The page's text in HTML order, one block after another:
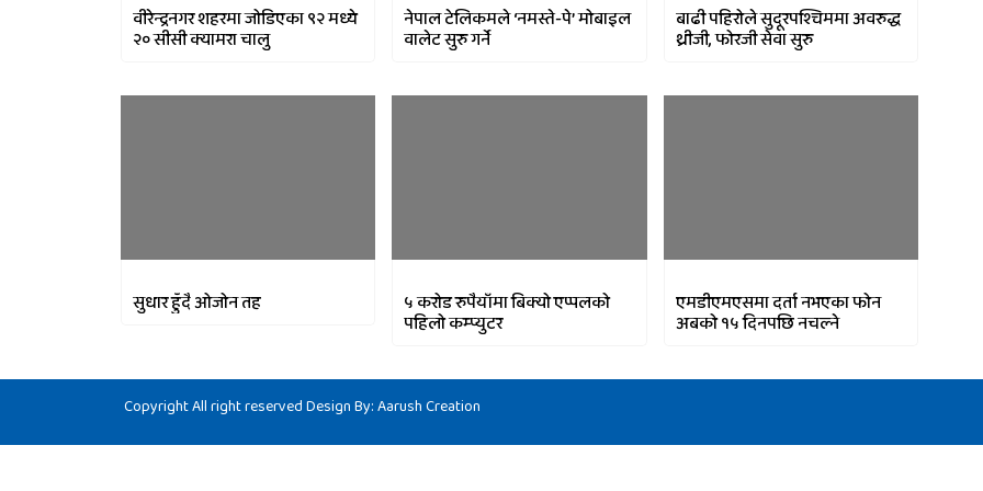
वीरेन्द्रनगर शहरमा जोडिएका ९२ मध्ये
२० सीसी क्यामरा चालु
नेपाल टेलिकमले ‘नमस्ते-पे’ मोबाइल
वालेट सुरु गर्ने
बाढी पहिरोले सुदूरपश्चिममा अवरुद्ध
थ्रीजी, फोरजी सेवा सुरु
सुधार हुँदै ओजोन तह ५ करोड रुपैयाँमा बिक्यो एप्पलको
पहिलो कम्प्युटर
एमडीएमएसमा दर्ता नभएका फोन
अबको १५ दिनपछि नचल्ने
Copyright All right reserved Design By:Aarush Creation